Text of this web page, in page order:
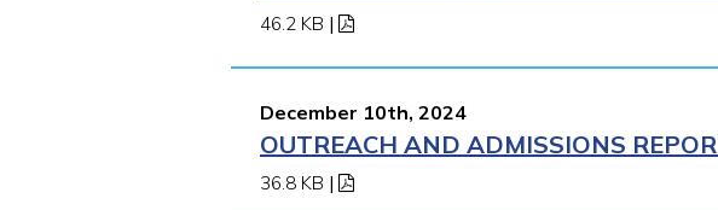
46.2 KB |
December 10th, 2024
OUTREACH AND ADMISSIONS
36.8 KB |